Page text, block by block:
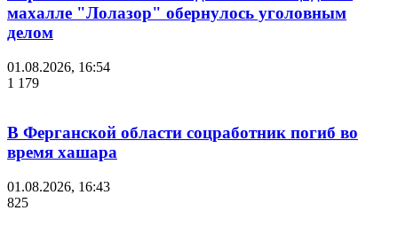
махалле "Лолазор" обернулось уголовным
делом
01.08.2026, 16:54
1 179
В Ферганской области соцработник погиб во
время хашара
01.08.2026, 16:43
825